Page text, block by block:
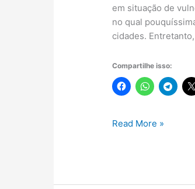
em situação de
no qual
cidades.
Compartilhe isso:
5
Read More »